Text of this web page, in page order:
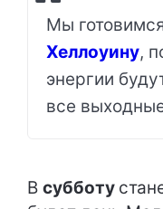
Мы
Хеллоуину,
энергии
все
В субботу